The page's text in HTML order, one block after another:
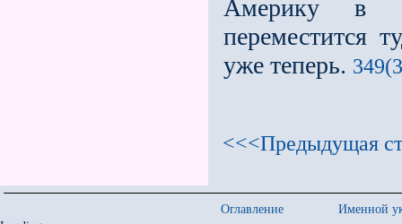
Америку в
переместится
уже теперь.
<<<Предыдущая
Оглавление
Именной